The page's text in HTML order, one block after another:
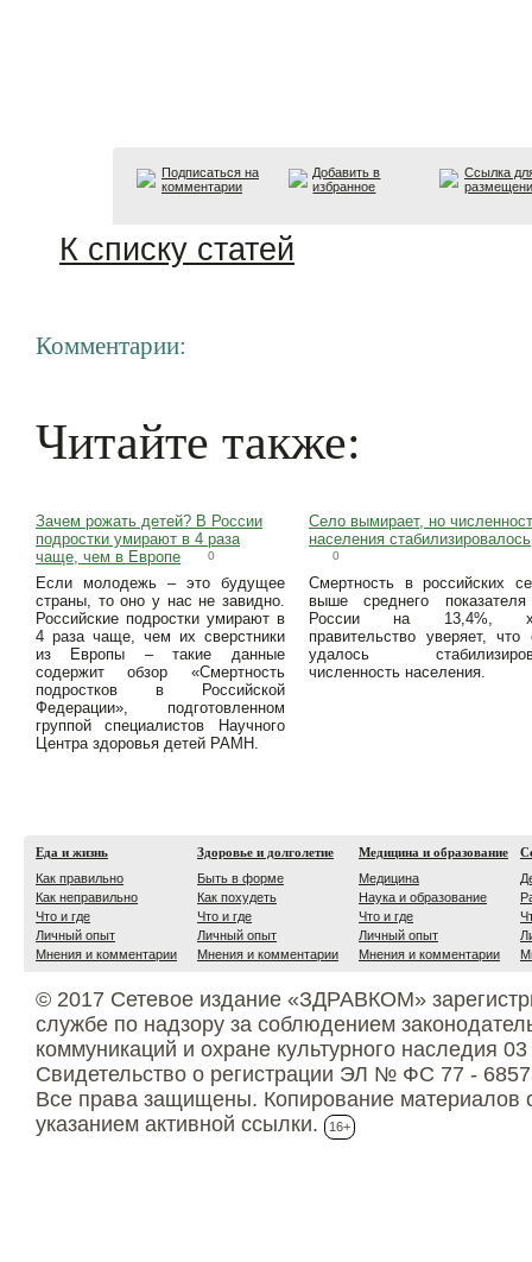
Подписаться на
комментарии
Добавить в
избранное
Ссылка
К списку статей
Комментарии:
Читайте также:
Зачем рожать детей? В России
подростки умирают в 4 раза
чаще, чем в Европе
0
Если молодежь – это будущее
страны, то оно у нас не завидно.
Российские подростки умирают в
4 раза чаще, чем их сверстники
из Европы – такие данные
содержит обзор «Смертность
подростков в Российской
Федерации», подготовленном
группой специалистов Научного
Центра здоровья детей РАМН.
Село вымирает, но
населения стабилизировалось
0
Смертность в российских
выше среднего
России на 13,4%,
правительство уверяет, что
удалось
численность населения.
Еда и жизнь
Как правильно
Как неправильно
Что и где
Личный опыт
Мнения и комментарии
Здоровье и долголетие
Быть в форме
Как похудеть
Что и где
Личный опыт
Мнения и комментарии
Медицина и образование
Медицина
Наука и образование
Что и где
Личный опыт
Мнения и комментарии
© 2017 Сетевое издание «ЗДРАВКОМ»
службе по надзору за соблюдением
коммуникаций и охране культурного наследия
Свидетельство о регистрации ЭЛ № ФС 77 -
Все права защищены. Копирование материалов
указанием активной ссылки.
16+